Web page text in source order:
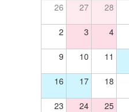
26 27 28
2 3 4
9 10 11
16 17 18
23 24 25